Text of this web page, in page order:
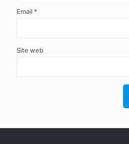
Email *
Site web